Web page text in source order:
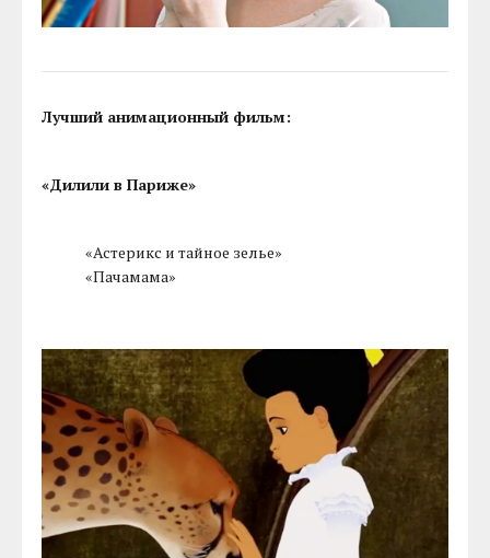
Лучший анимационный фильм:
«Дилили в Париже»
«Астерикс и тайное зелье»
«Пачамама»